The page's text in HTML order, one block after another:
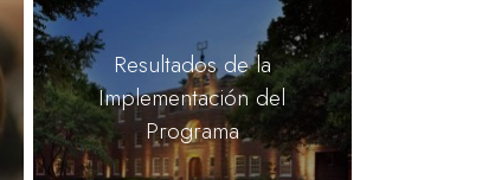
Resultados de la
Implementación del
Programa